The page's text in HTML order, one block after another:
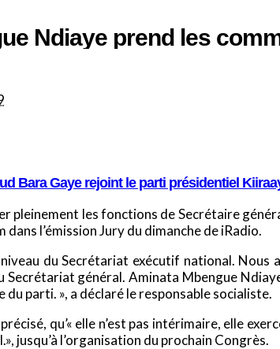
Ndiaye prend les
Bara Gaye rejoint le parti présidentiel
pleinement les fonctions de Secrétaire
l’émission Jury du dimanche de iRadio.
du Secrétariat exécutif national.
général. Aminata Mbengue
parti. », a déclaré le responsable socialiste.
qu’« elle n’est pas intérimaire, elle
jusqu’à l’organisation du prochain Congrès.